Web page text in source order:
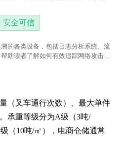
安全可信
的各类设备，包括日志分析系统、流
助读者了解如何有效追踪网络攻击
（叉车通行次数）、最大单件
承重等级分为A级（3吨/
（10吨/㎡），电商仓储通常